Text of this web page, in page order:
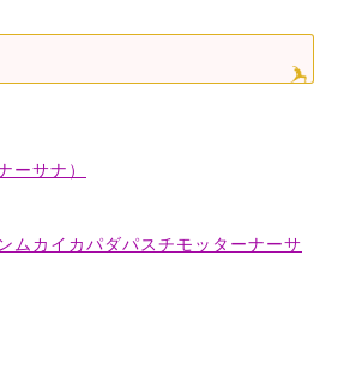
ーサナ）
ムカイカパダパスチモッターナーサ